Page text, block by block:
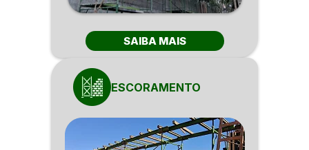
SAIBA MAIS
ESCORAMENTO